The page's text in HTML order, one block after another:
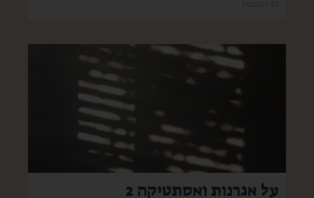
על אגרנות ואסתטיקה 2